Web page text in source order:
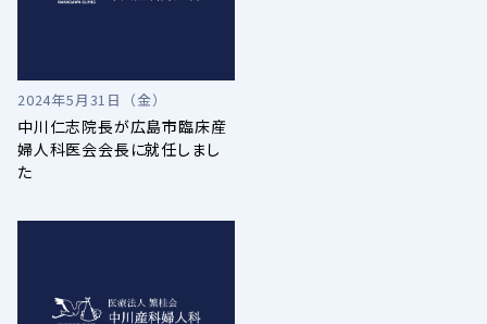
2024年5月31日（金）
中川仁志院長が広島市臨床産
婦人科医会会長に就任しまし
た